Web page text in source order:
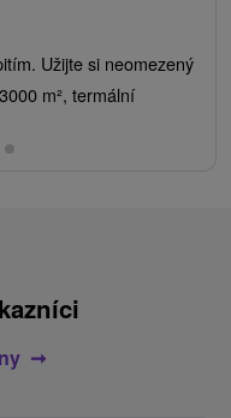
Užijte si neomezený
m², termální